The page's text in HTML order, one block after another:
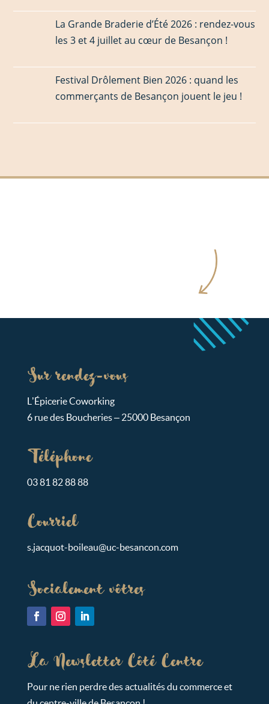
La Grande Braderie d’Été 2026 : rendez-vous
les 3 et 4 juillet au cœur de Besançon !
Festival Drôlement Bien 2026 : quand les
commerçants de Besançon jouent le jeu !
Sur rendez-vous
L’Épicerie Coworking
6 rue des Boucheries – 25000 Besançon
Téléphone
03 81 82 88 88
Courriel
s.jacquot-boileau@uc-besancon.com
Socialement vôtres
La Newsletter Côté Centre
Pour ne rien perdre des actualités du commerce et